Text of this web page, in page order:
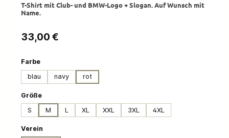
T-Shirt mit Club- und BMW-Logo + Slogan. Auf Wunsch mit
Name.
Regulärer Preis:
33,00 €
Farbeauswählen
blau
navy rot
Größeauswählen
S
M L XL XXL 3XL 4XL
Verein